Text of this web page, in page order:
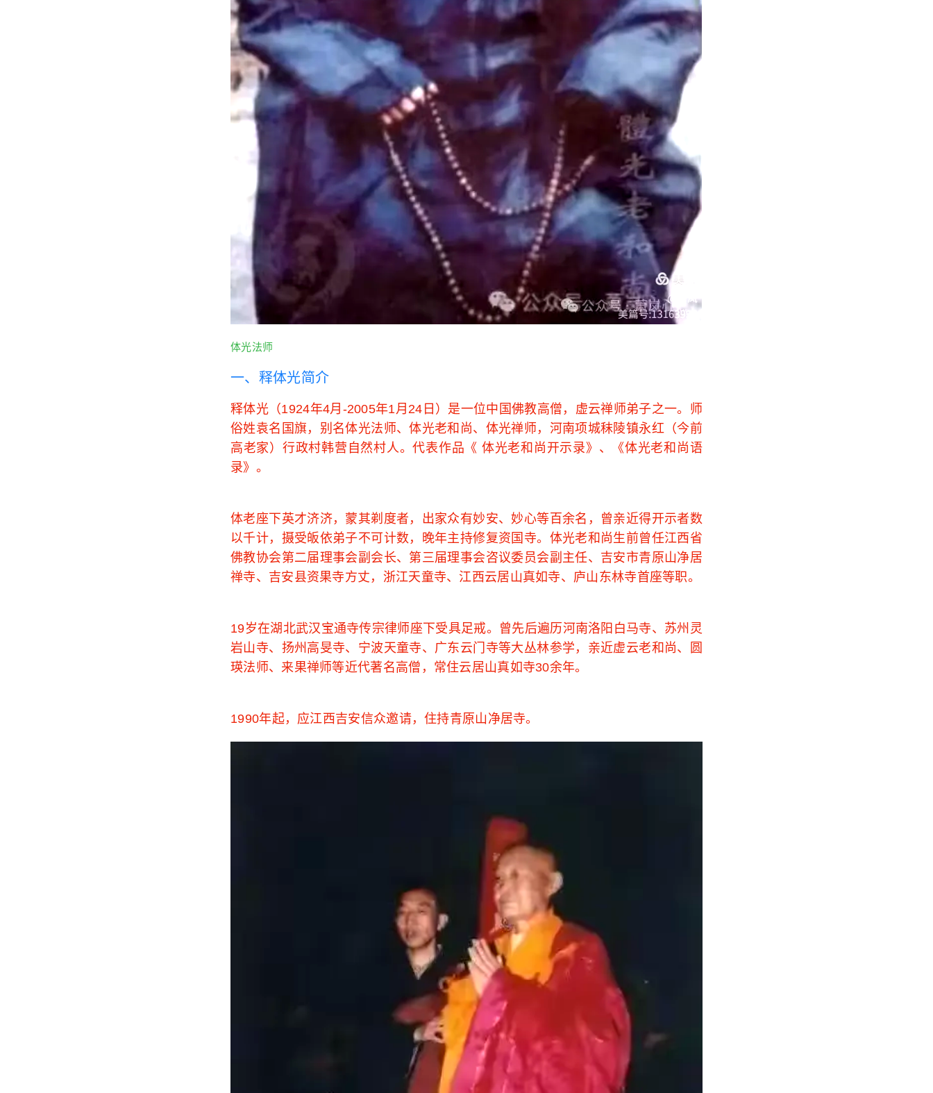
体光法师
一、释体光简介
释体光（1924年4月-2005年1月24日）是一位中国佛教高僧，虚云禅师弟子之一。师
俗姓袁名国旗，别名体光法师、体光老和尚、体光禅师，河南项城秣陵镇永红（今前
高老家）行政村韩营自然村人。代表作品《 体光老和尚开示录》、《体光老和尚语
录》。
体老座下英才济济，蒙其剃度者，出家众有妙安、妙心等百余名，曾亲近得开示者数
以千计，摄受皈依弟子不可计数，晚年主持修复资国寺。体光老和尚生前曾任江西省
佛教协会第二届理事会副会长、第三届理事会咨议委员会副主任、吉安市青原山净居
禅寺、吉安县资果寺方丈，浙江天童寺、江西云居山真如寺、庐山东林寺首座等职。
19岁在湖北武汉宝通寺传宗律师座下受具足戒。曾先后遍历河南洛阳白马寺、苏州灵
岩山寺、扬州高旻寺、宁波天童寺、广东云门寺等大丛林参学，亲近虚云老和尚、圆
瑛法师、来果禅师等近代著名高僧，常住云居山真如寺30余年。
1990年起，应江西吉安信众邀请，住持青原山净居寺。